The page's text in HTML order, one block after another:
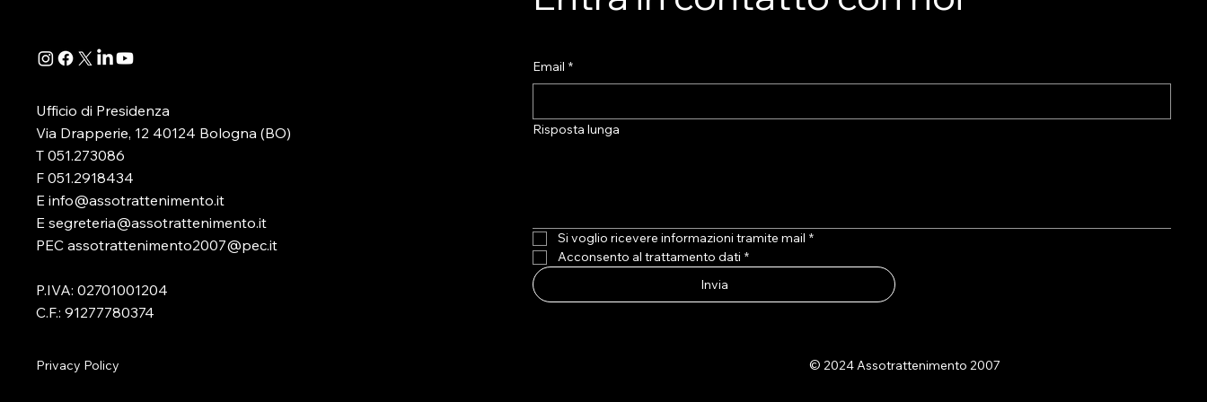
Ufficio di Presidenza
Via Drapperie, 12 40124 Bologna (BO)
T 051.273086
F 051.2918434
E info@assotrattenimento.it
E segreteria@assotrattenimento.it
PEC assotrattenimento2007@pec.it
P.IVA: 02701001204
C.F.: 91277780374
Email *
Risposta lunga
Si voglio ricevere informazioni tramite mail *
Acconsento al trattamento dati *
Invia
Privacy Policy © 2024 Assotrattenimento 2007